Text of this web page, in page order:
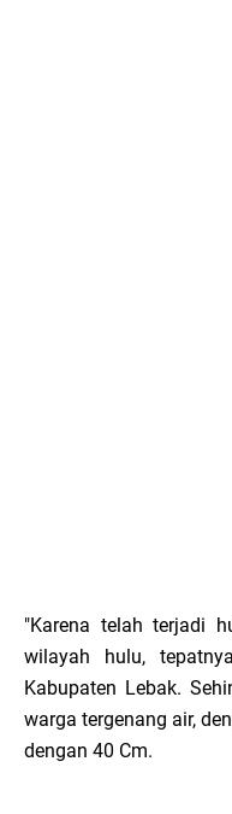
"Karena telah terjadi
wilayah hulu,
Kabupaten Lebak.
warga tergenang air,
dengan 40 Cm.